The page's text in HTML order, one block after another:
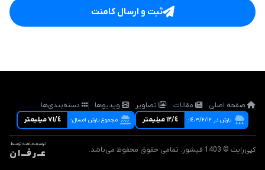
ثبت و ارسال کامنت
صفحه اصلی مقالات تصاویر ویدیوها دسته‌بندی‌ها
بارش در ١٤٠٣/٢/١٢: ١٢/٤ ميليمتر مجموع بارش امسال: ٧١/٤ ميليمتر
کپی‌رایت © 1403 فیشور. تمامی حقوق محفوظ می‌باشد.
توسعه‌یافته توسط
عــ ر فـــ ا ن